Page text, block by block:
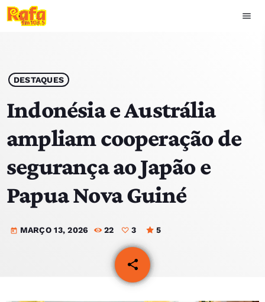
menu
play_arrow OUVIR RAFA
HOME
NOTÍCIAS
EQUIPA
TOP 15
DESTAQUES
Indonésia e Austrália
ampliam cooperação de
segurança ao Japão e
Papua Nova Guiné
today MARÇO 13, 2026 22 3 5
share
email